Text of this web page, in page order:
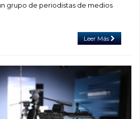
grupo de periodistas de medios
Leer Más